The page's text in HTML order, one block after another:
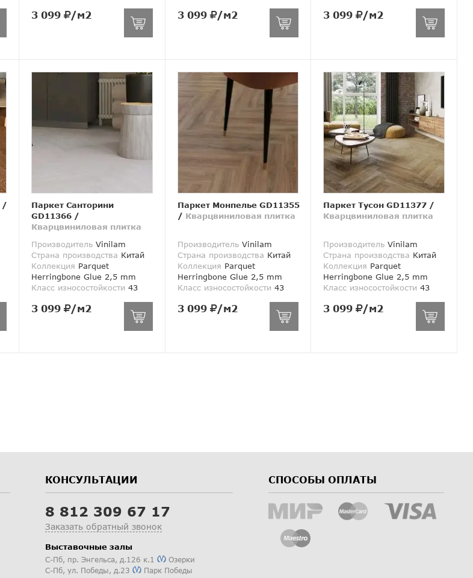
3 099 /м2 3 099 /м2 3 099 /м2
/
Паркет Санторини
GD11366/
Кварцвиниловая плитка
ПроизводительVinilam
Страна производства Китай
Коллекция Parquet
Herringbone Glue 2,5 mm
Класс износостойкости 43
3 099 /м2
Паркет Монпелье GD11355
/ Кварцвиниловая плитка
ПроизводительVinilam
Страна производства Китай
Коллекция Parquet
Herringbone Glue 2,5 mm
Класс износостойкости 43
3 099 /м2
Паркет Тусон GD11377 /
Кварцвиниловая плитка
Производитель Vinilam
Страна производства Китай
Коллекция Parquet
Herringbone Glue 2,5 mm
Класс износостойкости 43
3 099 /м2
КОНСУЛЬТАЦИИ
8 812 309 67 17
Заказать обратный звонок
Выставочные залы
С-Пб, пр. Энгельса, д.126 к.1
Озерки
С-Пб, ул. Победы, д.23 Парк Победы
СПОСОБЫ ОПЛАТЫ